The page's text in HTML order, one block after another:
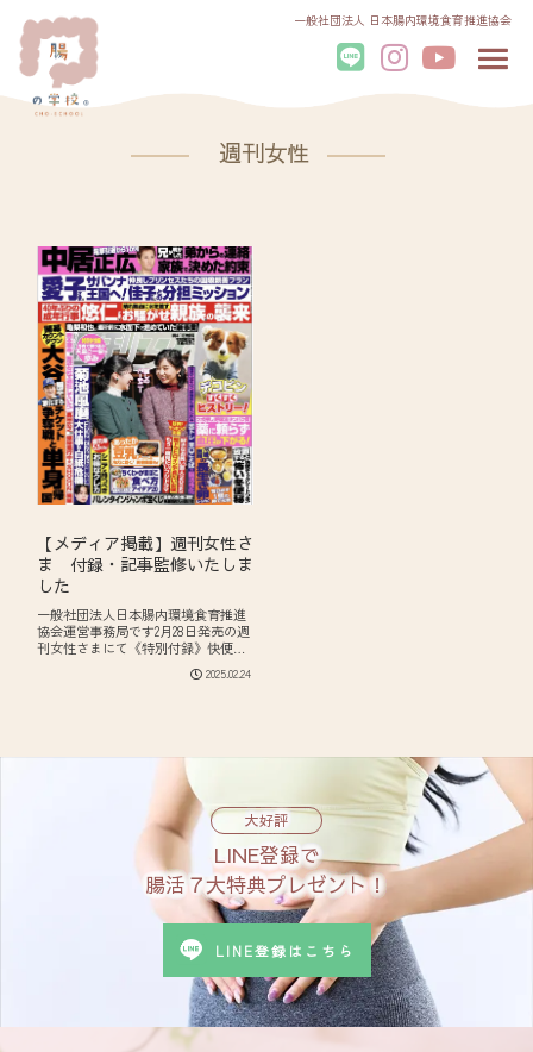
一般社団法人 日本腸内環境食育推進協会
週刊女性
【メディア掲載】週刊女性さ
ま 付録・記事監修いたしま
した
一般社団法人日本腸内環境食育推進
協会運営事務局です2月28日発売の週
刊女性さまにて《特別付録》快便チ
動不足で腸の動きが停滞】放置する
2025.02.24
大好評
LINE登録で
腸活７大特典プレゼント！
LINE登録はこちら